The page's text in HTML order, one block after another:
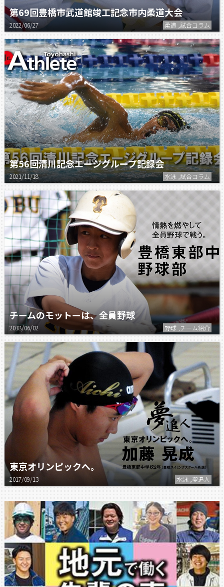
第69回豊橋市武道館竣工記念市内柔道大会
2022/06/27 柔道 ,試合コラム
第56回清川記念エージグループ記録会
2021/11/18 水泳 ,試合コラム
チームのモットーは、全員野球
2018/06/02 野球 ,チーム紹介
東京オリンピックへ。
2017/09/13 水泳 ,夢追人